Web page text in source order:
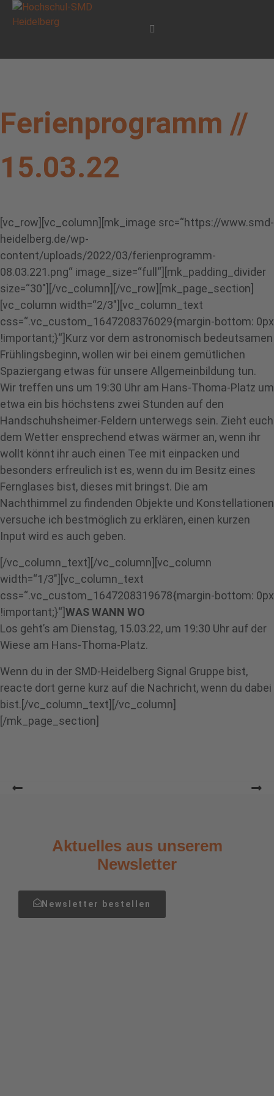
Ferienprogramm //
15.03.22
[vc_row][vc_column][mk_image src=“https://www.smd-
heidelberg.de/wp-
content/uploads/2022/03/ferienprogramm-
08.03.221.png“ image_size=“full“][mk_padding_divider
size=“30″][/vc_column][/vc_row][mk_page_section]
[vc_column width=“2/3″][vc_column_text
css=“.vc_custom_1647208376029{margin-bottom: 0px
!important;}“]Kurz vor dem astronomisch bedeutsamen
Frühlingsbeginn, wollen wir bei einem gemütlichen
Spaziergang etwas für unsere Allgemeinbildung tun.
Wir treffen uns um 19:30 Uhr am Hans-Thoma-Platz um
etwa ein bis höchstens zwei Stunden auf den
Handschuhsheimer-Feldern unterwegs sein. Zieht euch
dem Wetter ensprechend etwas wärmer an, wenn ihr
wollt könnt ihr auch einen Tee mit einpacken und
besonders erfreulich ist es, wenn du im Besitz eines
Fernglases bist, dieses mit bringst. Die am
Nachthimmel zu findenden Objekte und Konstellationen
versuche ich bestmöglich zu erklären, einen kurzen
Input wird es auch geben.
[/vc_column_text][/vc_column][vc_column
width=“1/3″][vc_column_text
css=“.vc_custom_1647208319678{margin-bottom: 0px
!important;}“] WAS WANN WO
Los geht’s am Dienstag, 15.03.22, um 19:30 Uhr auf der
Wiese am Hans-Thoma-Platz.
Wenn du in der SMD-Heidelberg Signal Gruppe bist,
reacte dort gerne kurz auf die Nachricht, wenn du dabei
bist.[/vc_column_text][/vc_column]
[/mk_page_section]
Aktuelles aus unserem
Newsletter
Newsletter bestellen